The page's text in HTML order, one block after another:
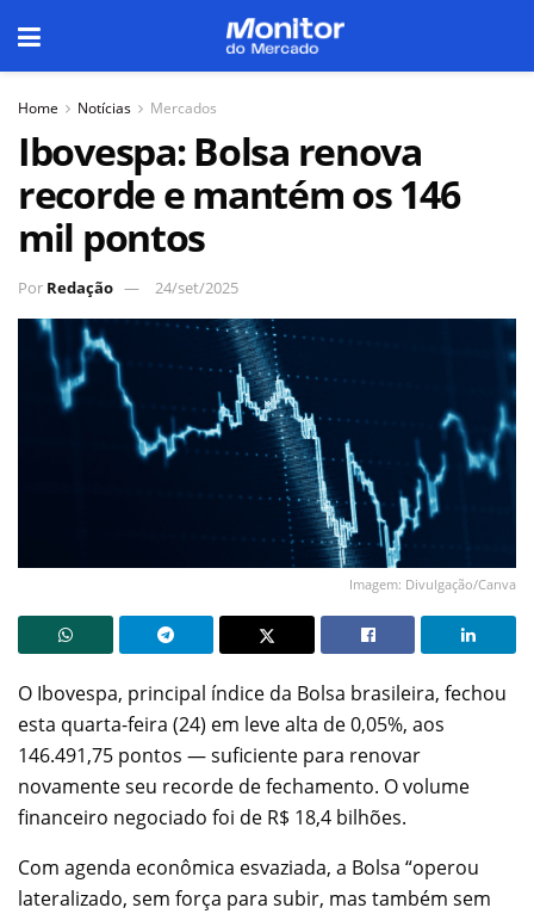
Home Notícias Mercados
Ibovespa: Bolsa renova
recorde e mantém os 146
mil pontos
Por Redação 24/set/2025
Imagem: Divulgação/Canva
O Ibovespa, principal índice da Bolsa brasileira, fechou
esta quarta-feira (24) em leve alta de 0,05%, aos
146.491,75 pontos — suficiente para renovar
novamente seu recorde de fechamento. O volume
financeiro negociado foi de R$ 18,4 bilhões.
Com agenda econômica esvaziada, a Bolsa “operou
lateralizado, sem força para subir, mas também sem